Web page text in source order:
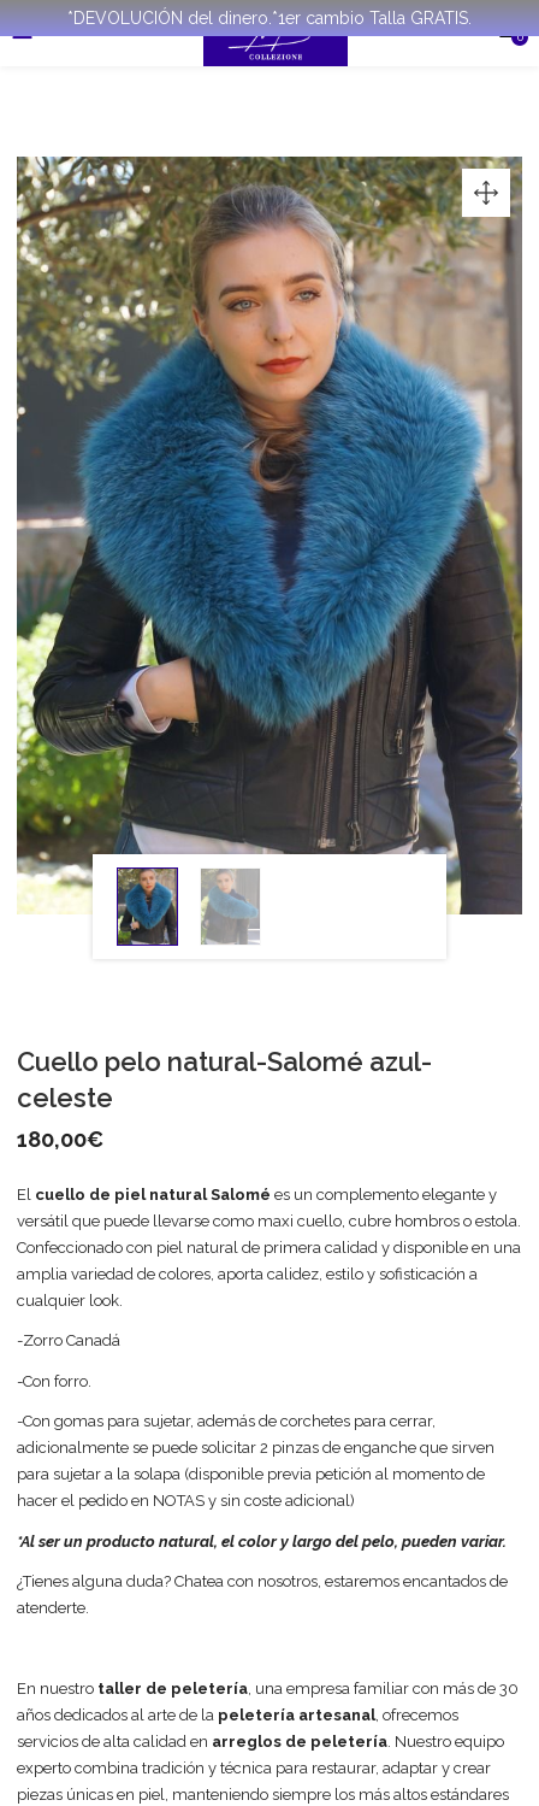
*DEVOLUCIÓN del dinero.*1er cambio Talla GRATIS.
0
Cuello pelo natural-Salomé azul-
celeste
180,00€
El cuello de piel natural Salomé es un complemento elegante y
versátil que puede llevarse como maxi cuello, cubre hombros o estola.
Confeccionado con piel natural de primera calidad y disponible en una
amplia variedad de colores, aporta calidez, estilo y sofisticación a
cualquier look.
-Zorro Canadá
-Con forro.
-Con gomas para sujetar, además de corchetes para cerrar,
adicionalmente se puede solicitar 2 pinzas de enganche que sirven
para sujetar a la solapa (disponible previa petición al momento de
hacer el pedido en NOTAS y sin coste adicional)
*Al ser un producto natural, el color y largo del pelo, pueden variar.
¿Tienes alguna duda? Chatea con nosotros, estaremos encantados de
atenderte.
En nuestro taller de peletería, una empresa familiar con más de 30
años dedicados al arte de la peletería artesanal, ofrecemos
servicios de alta calidad en arreglos de peletería. Nuestro equipo
experto combina tradición y técnica para restaurar, adaptar y crear
piezas únicas en piel, manteniendo siempre los más altos estándares